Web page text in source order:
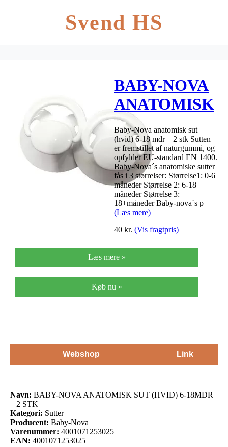
Svend HS
BABY-NOVA
ANATOMISK
SUT (HVID)
6-18MDR – 2
STK
Baby-Nova anatomisk sut
(hvid) 6-18 mdr – 2 stk Sutten
er fremstillet af naturgummi, og
opfylder EU-standard EN 1400.
Baby-Nova´s anatomiske sutter
fås i 3 størrelser: Størrelse1: 0-6
måneder Størrelse 2: 6-18
måneder Størrelse 3:
18+måneder Baby-nova´s p
(Læs mere)
40 kr. (Vis fragtpris)
Læs mere »
Køb nu »
Webshop Link
Navn: BABY-NOVA ANATOMISK SUT (HVID) 6-18MDR
– 2 STK
Kategori: Sutter
Producent: Baby-Nova
Varenummer: 4001071253025
EAN: 4001071253025